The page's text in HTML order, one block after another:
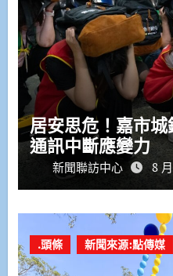
居安思危！嘉市
通訊中斷應變力
新聞聯訪中心 8
.頭條 新聞來源:點傳媒